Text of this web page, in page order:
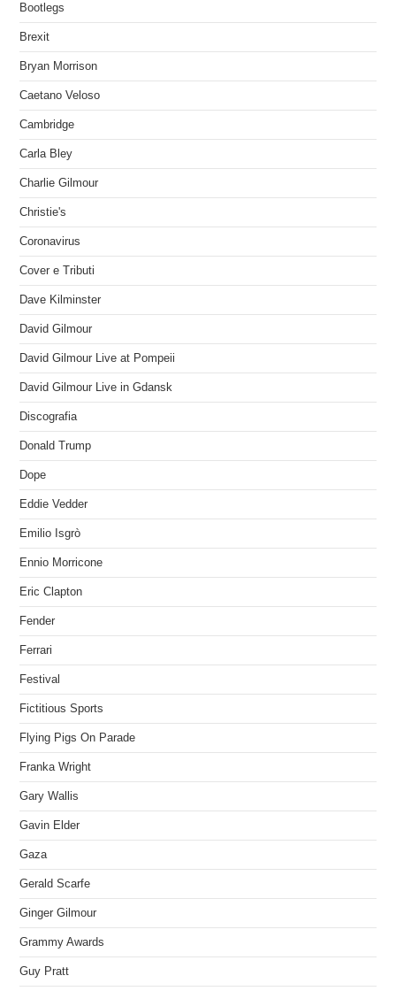
Bootlegs
Brexit
Bryan Morrison
Caetano Veloso
Cambridge
Carla Bley
Charlie Gilmour
Christie's
Coronavirus
Cover e Tributi
Dave Kilminster
David Gilmour
David Gilmour Live at Pompeii
David Gilmour Live in Gdansk
Discografia
Donald Trump
Dope
Eddie Vedder
Emilio Isgrò
Ennio Morricone
Eric Clapton
Fender
Ferrari
Festival
Fictitious Sports
Flying Pigs On Parade
Franka Wright
Gary Wallis
Gavin Elder
Gaza
Gerald Scarfe
Ginger Gilmour
Grammy Awards
Guy Pratt